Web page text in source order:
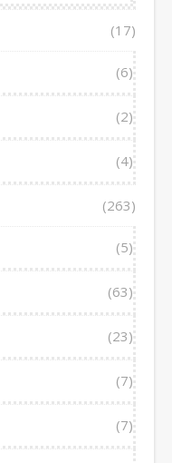
(17)
(6)
(2)
(4)
(263)
(5)
(63)
(23)
(7)
(7)